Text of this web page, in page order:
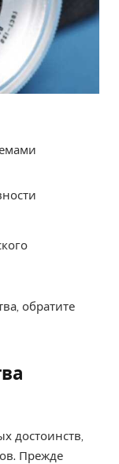
обратите
достоинств,
Прежде